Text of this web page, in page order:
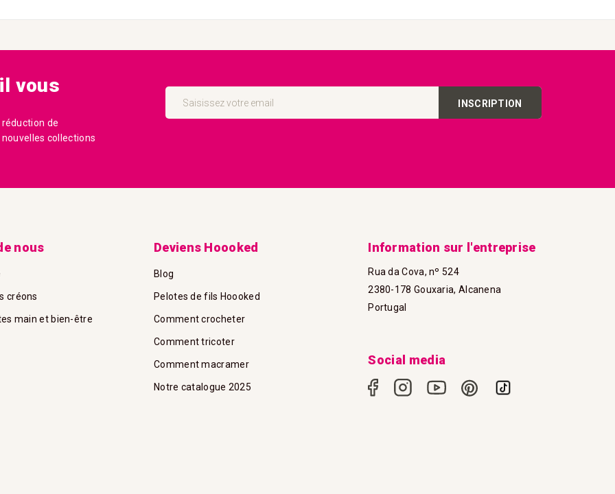
vous
de
collections
Inscription
newsletter
INSCRIPTION
nous
créons
main et bien-être
Deviens Hoooked
Blog
Pelotes de fils Hoooked
Comment crocheter
Comment tricoter
Comment macramer
Notre catalogue 2025
Information sur l'entreprise
Rua da Cova, nº 524
2380-178 Gouxaria, Alcanena
Portugal
Social media